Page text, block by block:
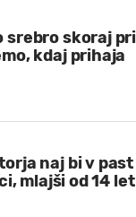
srebro skoraj pri
kdaj prihaja
naj bi v past
mlajši od 14 let